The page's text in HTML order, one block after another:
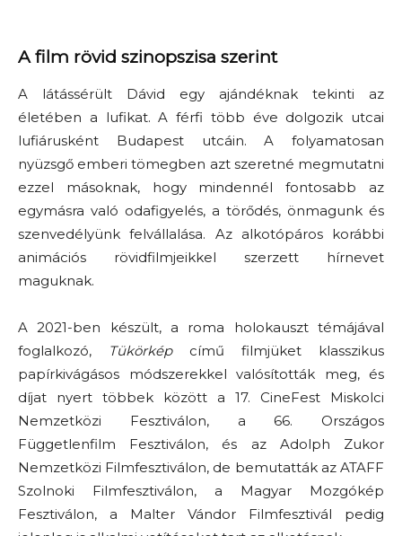
A film rövid szinopszisa szerint
A látássérült Dávid egy ajándéknak tekinti az
életében a lufikat. A férfi több éve dolgozik utcai
lufiárusként Budapest utcáin. A folyamatosan
nyüzsgő emberi tömegben azt szeretné megmutatni
ezzel másoknak, hogy mindennél fontosabb az
egymásra való odafigyelés, a törődés, önmagunk és
szenvedélyünk felvállalása. Az alkotópáros korábbi
animációs rövidfilmjeikkel szerzett hírnevet
maguknak.
A 2021-ben készült, a roma holokauszt témájával
foglalkozó,
Tükörképcímű filmjüket klasszikus
papírkivágásos módszerekkel valósították meg, és
díjat nyert többek között a 17. CineFest Miskolci
Nemzetközi Fesztiválon, a 66. Országos
Függetlenfilm Fesztiválon, és az Adolph Zukor
Nemzetközi Filmfesztiválon, de bemutatták az ATAFF
Szolnoki Filmfesztiválon, a Magyar Mozgókép
Fesztiválon, a Malter Vándor Filmfesztivál pedig